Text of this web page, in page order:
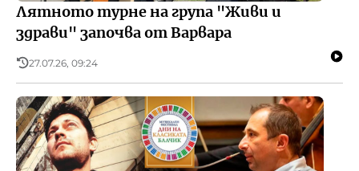
Лятното турне на група "Живи и
здрави" започва от Варвара
27.07.26, 09:24